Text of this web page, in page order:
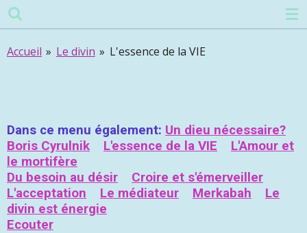
Passer
au
contenu
Accueil » Le divin » L'essence de la VIE
Dans ce menu également: Un dieu nécessaire?
Boris Cyrulnik
L'essence de la VIE
L'Amour et
le mortifère
Du besoin au désir
Croire et s'émerveiller
L'acceptation
Le médiateur Merkabah
Le
divin est énergie
Ecouter